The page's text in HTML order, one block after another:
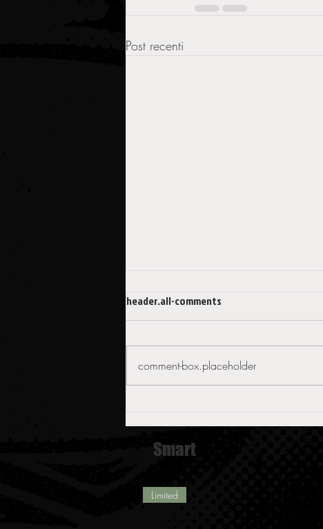
Post recenti
perché i gamer amano lo stile
urban
header.all-comments
comment-box.placeholder
Smart
Limited